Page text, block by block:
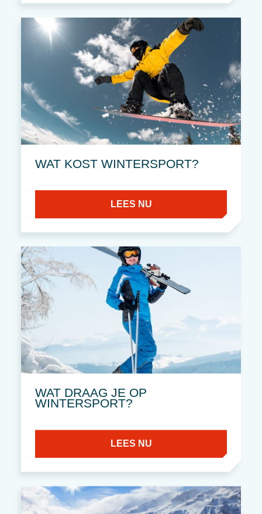
WAT KOST WINTERSPORT?
LEES NU
WAT DRAAG JE OP
WINTERSPORT?
LEES NU